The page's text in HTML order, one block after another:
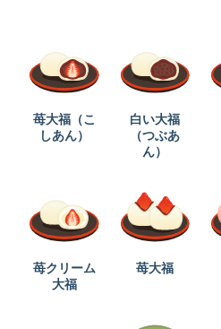
苺大福（こ
しあん）
白い大福
（つぶあ
ん）
苺クリーム
大福
苺大福